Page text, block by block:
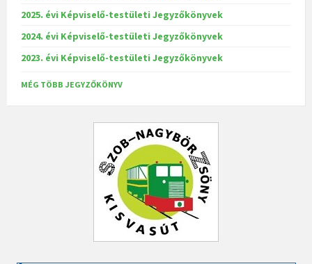
2025. évi Képviselő-testületi Jegyzőkönyvek
2024. évi Képviselő-testületi Jegyzőkönyvek
2023. évi Képviselő-testületi Jegyzőkönyvek
MÉG TÖBB JEGYZŐKÖNYV